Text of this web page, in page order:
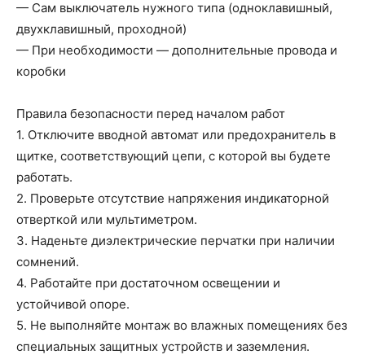
— Сам выключатель нужного типа (одноклавишный,
двухклавишный, проходной)
— При необходимости — дополнительные провода и
коробки
Правила безопасности перед началом работ
1. Отключите вводной автомат или предохранитель в
щитке, соответствующий цепи, с которой вы будете
работать.
2. Проверьте отсутствие напряжения индикаторной
отверткой или мультиметром.
3. Наденьте диэлектрические перчатки при наличии
сомнений.
4. Работайте при достаточном освещении и
устойчивой опоре.
5. Не выполняйте монтаж во влажных помещениях без
специальных защитных устройств и заземления.